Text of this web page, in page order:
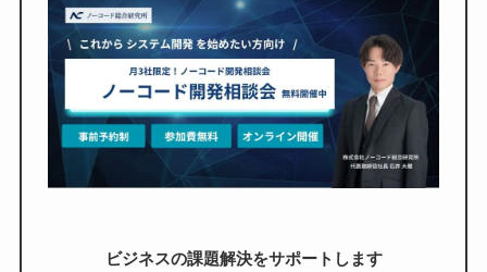
ビジネスの課題解決をサポートします